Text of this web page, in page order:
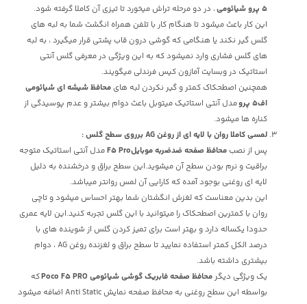
5 پرو شیائومی
، در دو مرحله تراش میخورد تا تیزی آن کاملا گرفته شود.
این کار باعث میشود تا هنگام کار با تلفن همراه انگشت شما به لبه های
گلس گیر نکند یا هنگامی که گوشی درون قاب پشتی قرار میگیرد ، به لبه
های گلس فشاری وارد نمیشود که به این ویژگی در معرفی گلس آنتی
استاتیک در وبسایت آمازون کیس فرندلی میگویند.
همچنین اصطحکاک کمتر و گیر نکردن لبه هایمحافظ شیشه ای شیائومی
اف5 پرو
مدل آنتی استاتیک میتوبل باعث دوام بیشتر و عدم پوسیدگی از
کناره ها میشود.
لمسی کاملا روان با لایه ای از روغن AG برروی سطح گلس
:
پس از نصبمحافظ صفحه ضدضربه موبایلF5 Pro
مدل آنتی استاتیک متوجه
براقیت و نرم بودن سطح آن میشوید.این سطح براق و درخشنده به دلیل
لایه ای روغنی بوجود آمده که کارایی آن لمس روانتر میباشد.
این بدین معناست که لغزش انگشتان شما بهتر احساس میشود و تاچی
روان با کمترین اصطحکاک را میتوانید با این گلس تجربه کنید.این لایه عمری
حدودا یکساله دارد و بهتر است برای تمیز کردن گلس از شوینده های با
درصد الکل کمتر استفاده نمایید تا سطح براق و لغزنده روغن AG ، دوام
بیشتری داشته باشد.
یک ویژگی دیگرمحافظ صفحه فابریک گوشی شیائومی Poco F5 PRO
که
بواسطه این سطح روغنی به محافظ صفحه نمایش Anti Static اضافه میشود